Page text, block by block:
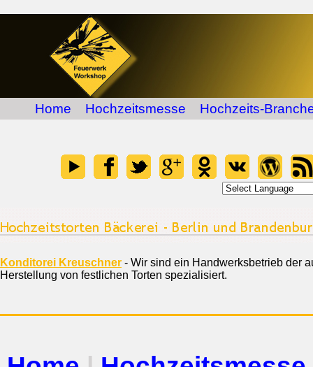
Home Hochzeitsmesse Hochzeits-
Konditorei Kreuschner - Wir sind ein Handwerksbetrieb der
Herstellung von festlichen Torten spezialisiert.